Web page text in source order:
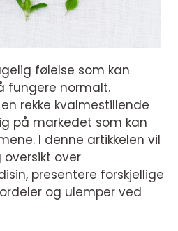
følelse som kan
fungere normalt.
rekke kvalmestillende
på markedet som kan
I denne artikkelen vil
over
presentere forskjellige
og ulemper ved